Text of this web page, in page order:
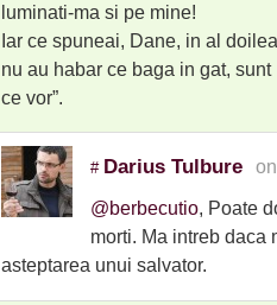
luminati-ma si pe mine!
Iar ce spuneai, Dane, in al
nu au habar ce baga in gat,
ce vor”.
# Darius Tulbure
@berbecutio, Poate
morti. Ma intreb daca
asteptarea unui salvator.